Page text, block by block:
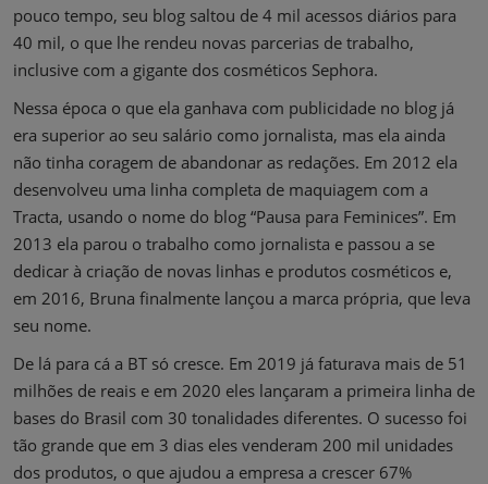
pouco tempo, seu blog saltou de 4 mil acessos diários para
40 mil, o que lhe rendeu novas parcerias de trabalho,
inclusive com a gigante dos cosméticos Sephora.
Nessa época o que ela ganhava com publicidade no blog já
era superior ao seu salário como jornalista, mas ela ainda
não tinha coragem de abandonar as redações. Em 2012 ela
desenvolveu uma linha completa de maquiagem com a
Tracta, usando o nome do blog “Pausa para Feminices”. Em
2013 ela parou o trabalho como jornalista e passou a se
dedicar à criação de novas linhas e produtos cosméticos e,
em 2016, Bruna finalmente lançou a marca própria, que leva
seu nome.
De lá para cá a BT só cresce. Em 2019 já faturava mais de 51
milhões de reais e em 2020 eles lançaram a primeira linha de
bases do Brasil com 30 tonalidades diferentes. O sucesso foi
tão grande que em 3 dias eles venderam 200 mil unidades
dos produtos, o que ajudou a empresa a crescer 67%